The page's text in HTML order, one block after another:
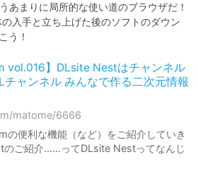
あまりに局所的な使い道のブラウザだ！
入手と立ち上げた後のソフトのダウン
vol.016】DLsite Nestはチャンネル
ャンネル みんなで作る二次元情報
matome/6666
の便利な機能（など）をご紹介していき
のご紹介……ってDLsite Nestってなんじ